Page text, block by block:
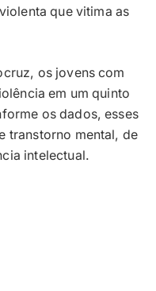
que vitima as
os jovens com
em um quinto
os dados, esses
transtorno mental, de
intelectual.